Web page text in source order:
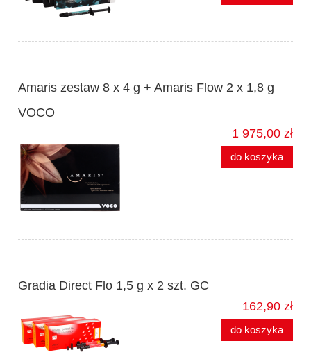
Amaris zestaw 8 x 4 g + Amaris Flow 2 x 1,8 g
VOCO
1 975,00 zł
do koszyka
Gradia Direct Flo 1,5 g x 2 szt. GC
162,90 zł
do koszyka